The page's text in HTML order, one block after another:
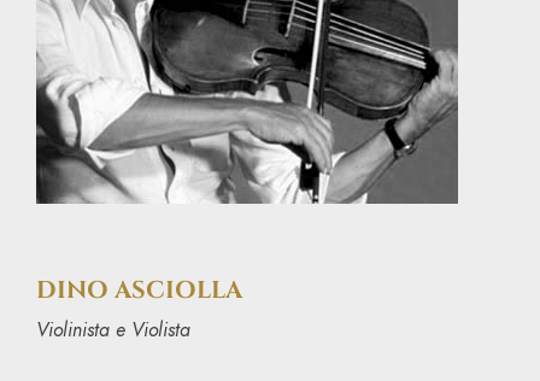
DINO ASCIOLLA
Violinista e Violista